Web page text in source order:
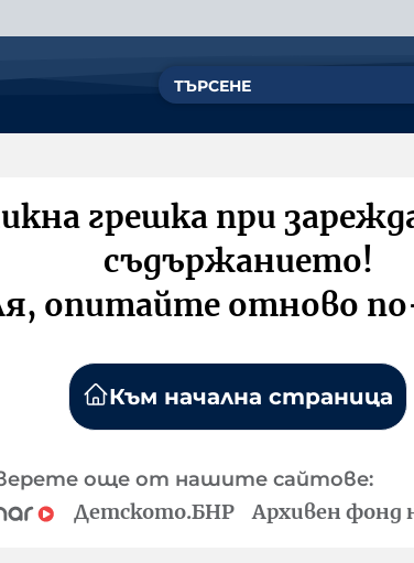
грешка при
съдържанието!
опитайте отново
Към начална страница
още от нашите сайтове:
Детското.БНР Архивен фонд